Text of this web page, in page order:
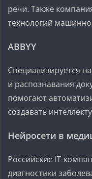
речи. Также
технологий
ABBYY
Специализируется
и распознавания
помогают
создавать
Нейросети в
Российские IT-
диагностики